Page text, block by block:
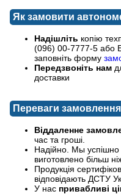
Як замовити
Надішліть копію
(096) 00-7777-5 або
заповніть форму
Передзвоніть нам
доставки
Переваги
Віддаленне
час та гроші.
Надійно. Мы
виготовлено більш
Продукція
відповідають ДСТУ
У нас привабливі